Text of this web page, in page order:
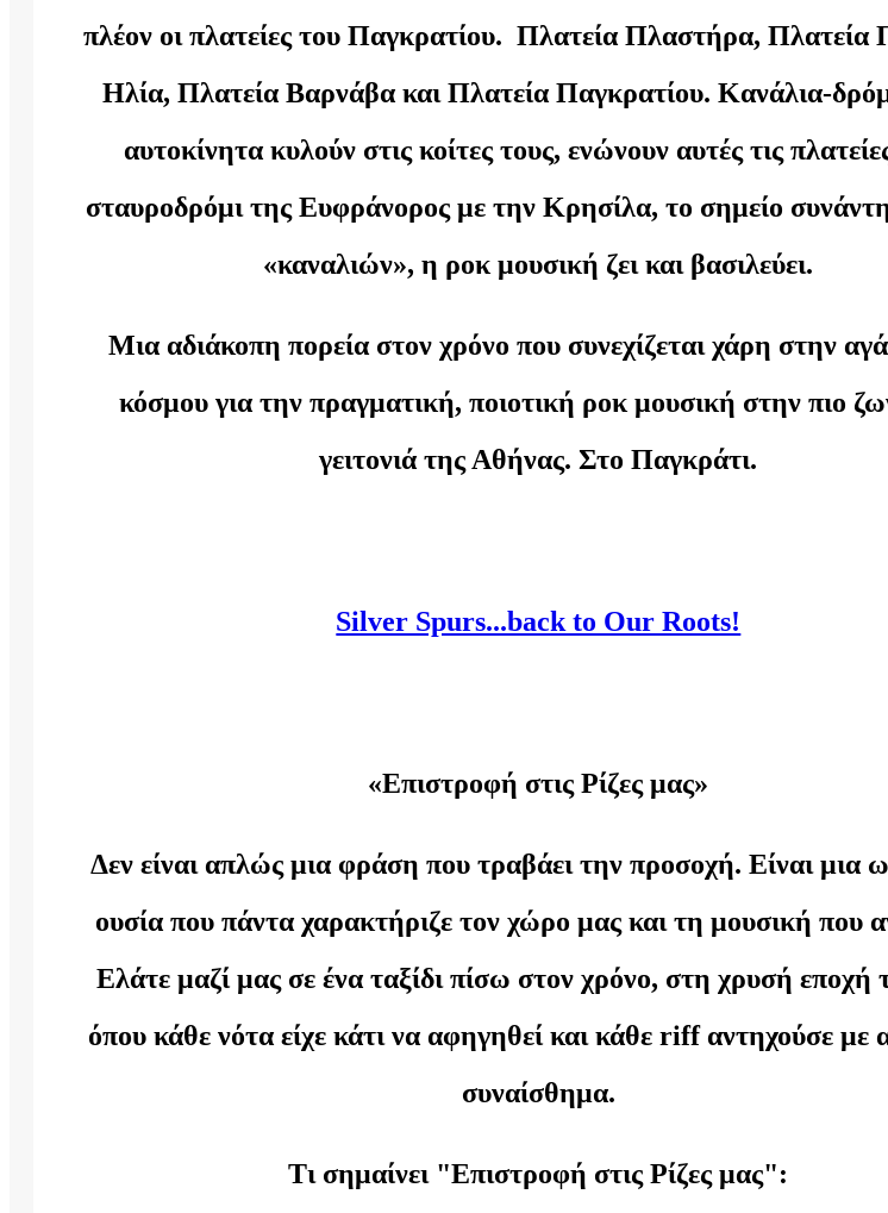
πλέον οι πλατείες του Παγκρατίου. Πλατεία Πλαστήρα,
Ηλία, Πλατεία Βαρνάβα και Πλατεία Παγκρατίου. Κανάλια-
αυτοκίνητα κυλούν στις κοίτες τους, ενώνουν αυτές τις
σταυροδρόμι της Ευφράνορος με την Κρησίλα, το σημείο
«καναλιών», η ροκ μουσική ζει και βασιλεύει.
Μια αδιάκοπη πορεία στον χρόνο που συνεχίζεται χάρη στην
κόσμου για την πραγματική, ποιοτική ροκ μουσική στην πιο
γειτονιά της Αθήνας. Στο Παγκράτι.
Silver Spurs...back to Our Roots!
«Επιστροφή στις Ρίζες μας»
Δεν είναι απλώς μια φράση που τραβάει την προσοχή. Είναι μια
ουσία που πάντα χαρακτήριζε τον χώρο μας και τη μουσική που
Ελάτε μαζί μας σε ένα ταξίδι πίσω στον χρόνο, στη χρυσή εποχή
όπου κάθε νότα είχε κάτι να αφηγηθεί και κάθε riff αντηχούσε με
συναίσθημα.
Τι σημαίνει "Επιστροφή στις Ρίζες μας":